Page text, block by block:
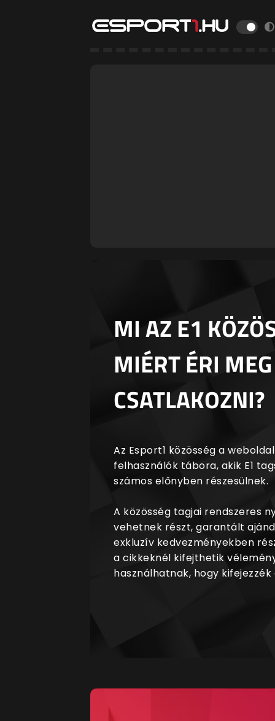
MI AZ E1
MIÉRT ÉRI MEG
CSATLAKOZNI?
Az Esport1 közösség a
felhasználók tábora, akik E1
számos előnyben részesülnek.
A közösség tagjai rendszeres
vehetnek részt, garantált
exkluzív kedvezményekben
a cikkeknél kifejthetik
használhatnak, hogy